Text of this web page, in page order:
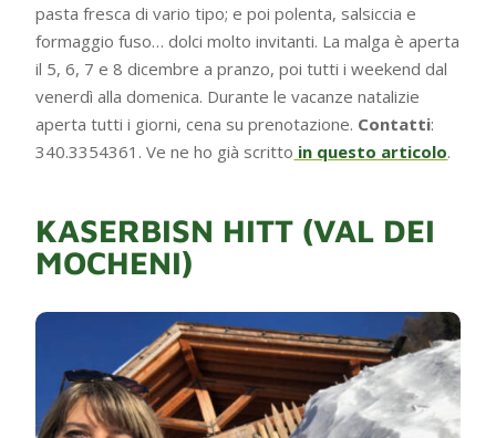
pasta fresca di vario tipo; e poi polenta, salsiccia e
formaggio fuso… dolci molto invitanti. La malga è aperta
il 5, 6, 7 e 8 dicembre a pranzo, poi tutti i weekend dal
venerdì alla domenica. Durante le vacanze natalizie
aperta tutti i giorni, cena su prenotazione. Contatti:
340.3354361. Ve ne ho già scritto in questo articolo.
KASERBISN HITT (VAL DEI
MOCHENI)